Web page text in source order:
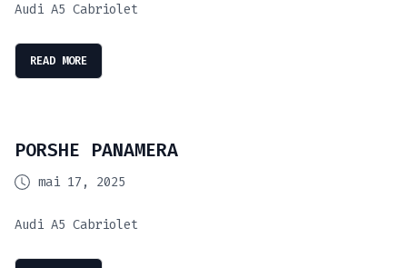
Audi A5 Cabriolet
READ MORE
PORSHE PANAMERA
mai 17, 2025
Audi A5 Cabriolet